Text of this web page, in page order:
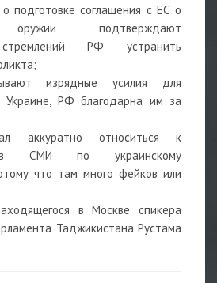
о подготовке соглашения с ЕС о
оружии подтверждают
стремлений РФ устранить
изрядные усилия для
Украине, РФ благодарна им за
аккуратно относиться к
в СМИ по украинскому
что там много фейков или
в Москве спикера
Таджикистана Рустама